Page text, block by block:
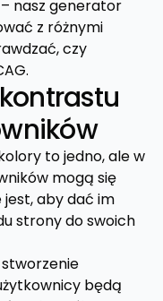
– nasz generator
z różnymi
czy
to jedno, ale w
mogą się
aby dać im
strony do swoich
będą